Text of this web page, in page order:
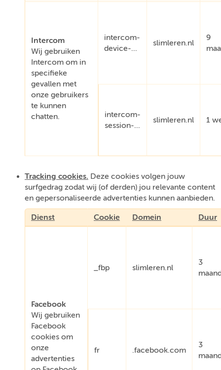
Intercom
Wij gebruiken
Intercom om in
specifieke
gevallen met
onze gebruikers
te kunnen
chatten.
intercom-
device-...
slimleren.nl
9
intercom-
session-...
slimleren.nl 1
Tracking cookies. Deze cookies volgen jouw
surfgedrag zodat wij (of derden) jou relevante content
en gepersonaliseerde advertenties kunnen aanbieden.
Dienst Cookie Domein Duur
Facebook
Wij gebruiken
Facebook
cookies om
onze
advertenties
_fbp slimleren.nl
3
fr .facebook.com
3